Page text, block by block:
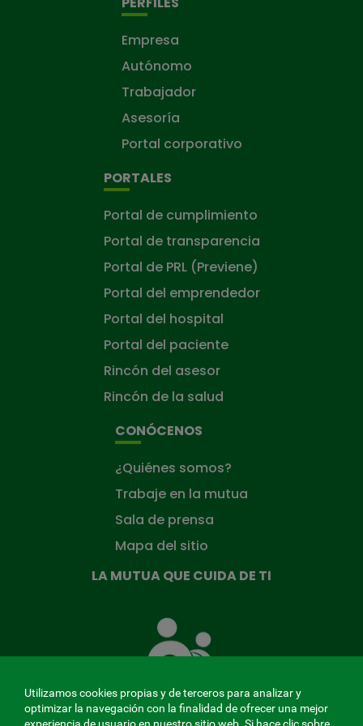
Empresa
Autónomo
Trabajador
Asesoría
Portal corporativo
PORTALES
Portal de cumplimiento
Portal de transparencia
Portal de PRL (Previene)
Portal del emprendedor
Portal del hospital
Portal del paciente
Rincón del asesor
Rincón de la salud
CONÓCENOS
¿Quiénes somos?
Trabaje en la mutua
Sala de prensa
Mapa del sitio
LA MUTUA QUE CUIDA DE TI
Mutua
que
ti
Utilizamos cookies propias y de terceros para analizar y
optimizar la navegación con la finalidad de ofrecer una mejor